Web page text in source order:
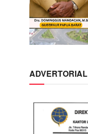
ADVERTORIAL